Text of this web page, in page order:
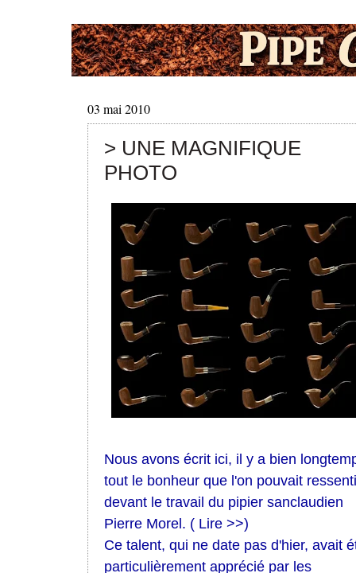
03 mai 2010
> UNE MAGNIFIQUE
PHOTO
Nous avons écrit ici, il y a bien
tout le bonheur que l'on pouvait
devant le travail du pipier sanclaudien
Pierre Morel. ( Lire >>)
Ce talent, qui ne date pas d'hier, avait
particulièrement apprécié par les